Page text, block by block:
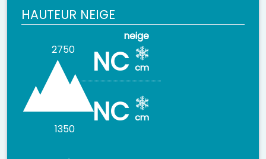
HAUTEUR NEIGE
2750 NC cm
1350 NC cm